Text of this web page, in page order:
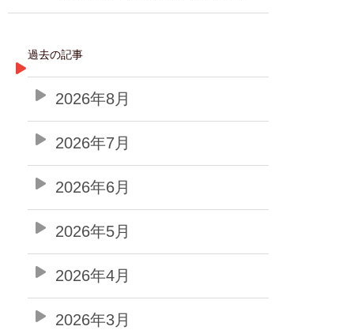
過去の記事
2026年8月
2026年7月
2026年6月
2026年5月
2026年4月
2026年3月